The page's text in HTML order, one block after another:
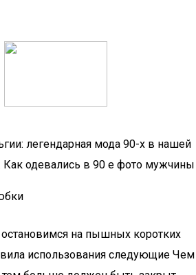
легендарная мода 90-х в нашей
Как одевались в 90 е фото мужчины
остановимся на пышных коротких
использования следующие Чем